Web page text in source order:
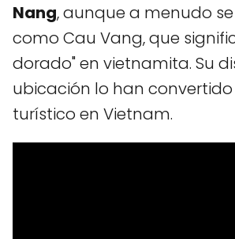
Nang, aunque a menudo
como Cau Vang, que
dorado" en vietnamita. Su
ubicación lo han
turístico en Vietnam.